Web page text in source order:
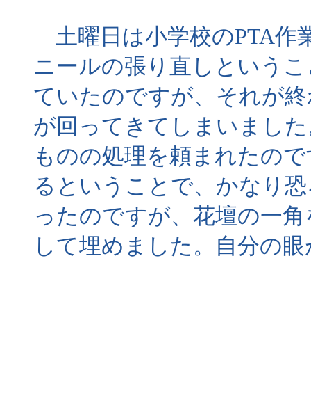
土曜日は小学校のPTA作
ニールの張り直しという
ていたのですが、それが
が回ってきてしまいまし
ものの処理を頼まれたの
るということで、かなり
ったのですが、花壇の一
して埋めました。自分の